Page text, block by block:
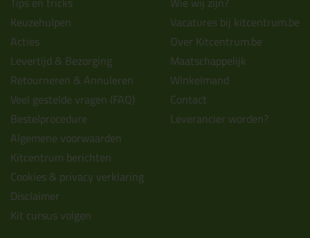
Keuzehulpen
Acties
Levertijd & Bezorging
Retourneren & Annuleren
Veel gestelde vragen (FAQ)
Bestelprocedure
Algemene voorwaarden
Kitcentrum berichten
Cookies & privacy verklaring
Disclaimer
Kit cursus volgen
Vacatures bij kitcentrum.be
Over Kitcentrum.be
Maatschappelijk
Winkelmand
Contact
Leverancier worden?